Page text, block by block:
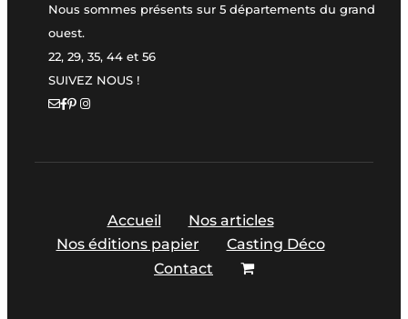
Nous sommes présents sur 5 départements du grand
ouest.
22, 29, 35, 44 et 56
SUIVEZ NOUS !
Accueil
Nos articles
Nos éditions papier
Casting Déco
Contact